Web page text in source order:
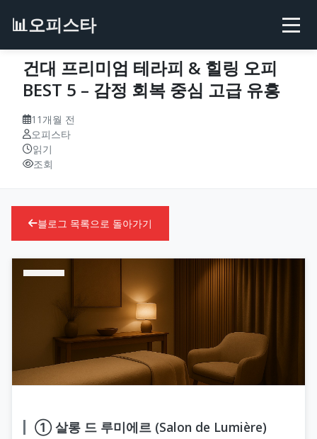
📊오피스타
건대 프리미엄 테라피 & 힐링 오피
BEST 5 – 감정 회복 중심 고급 유흥
11개월 전
오피스타
읽기
조회
블로그 목록으로 돌아가기
① 살롱 드 루미에르 (Salon de Lumière)